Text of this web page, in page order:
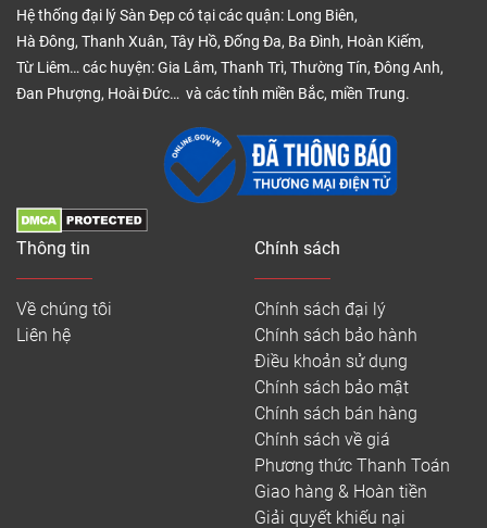
Hệ thống đại lý Sàn Đẹp có tại các quận: Long Biên,
Hà Đông, Thanh Xuân, Tây Hồ, Đống Đa, Ba Đình, Hoàn Kiếm,
Từ Liêm… các huyện: Gia Lâm, Thanh Trì, Thường Tín, Đông Anh,
Đan Phượng, Hoài Đức… và các tỉnh miền Bắc, miền Trung.
Thông tin
Về chúng tôi
Liên hệ
Chính sách
Chính sách đại lý
Chính sách bảo hành
Điều khoản sử dụng
Chính sách bảo mật
Chính sách bán hàng
Chính sách về giá
Phương thức Thanh Toán
Giao hàng & Hoàn tiền
Giải quyết khiếu nại